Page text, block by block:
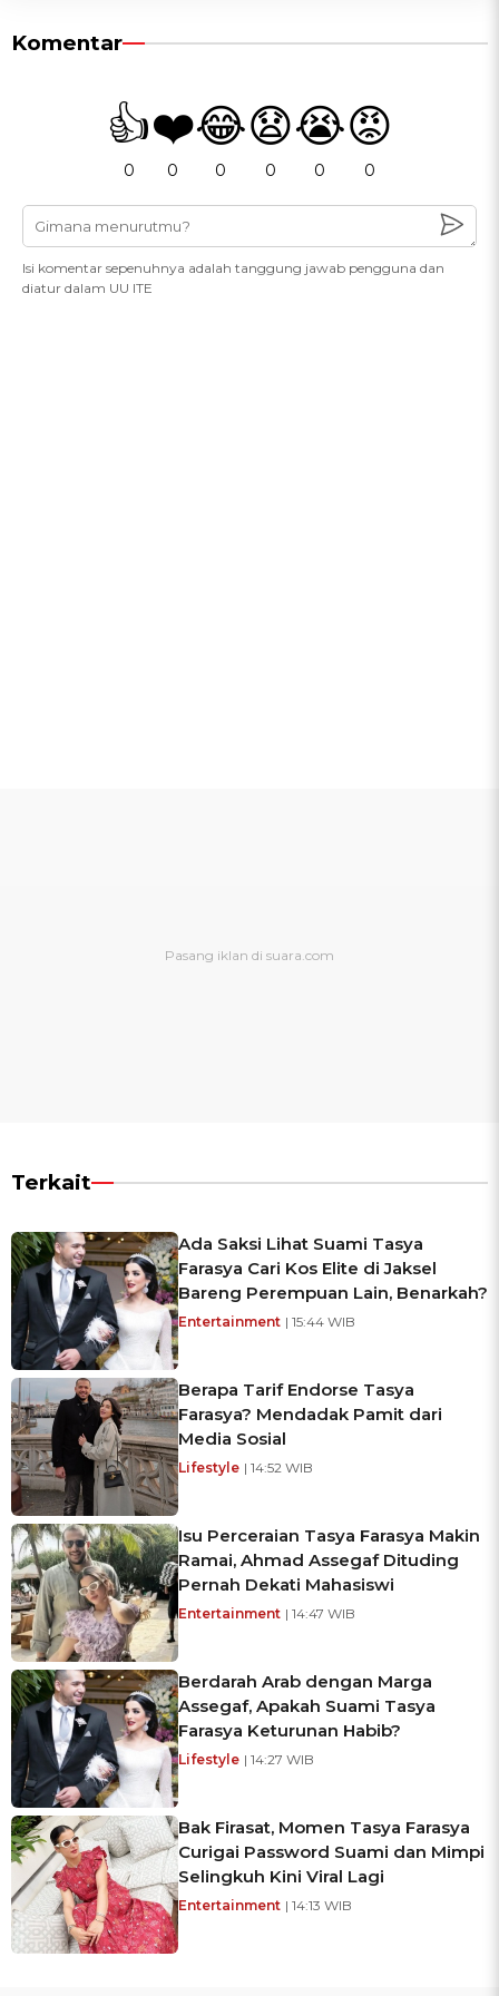
Komentar
👍
0
❤️
0
😂
0
😧
0
😭
0
😡
0
Isi komentar sepenuhnya adalah tanggung jawab pengguna dan
diatur dalam UU ITE
Terkait
Ada Saksi Lihat Suami Tasya
Farasya Cari Kos Elite di Jaksel
Bareng Perempuan Lain, Benarkah?
Entertainment | 15:44 WIB
Berapa Tarif Endorse Tasya
Farasya? Mendadak Pamit dari
Media Sosial
Lifestyle | 14:52 WIB
Isu Perceraian Tasya Farasya Makin
Ramai, Ahmad Assegaf Dituding
Pernah Dekati Mahasiswi
Entertainment | 14:47 WIB
Berdarah Arab dengan Marga
Assegaf, Apakah Suami Tasya
Farasya Keturunan Habib?
Lifestyle | 14:27 WIB
Bak Firasat, Momen Tasya Farasya
Curigai Password Suami dan Mimpi
Selingkuh Kini Viral Lagi
Entertainment | 14:13 WIB